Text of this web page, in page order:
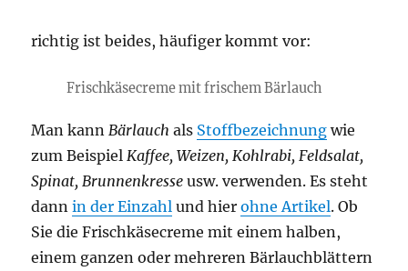
richtig ist beides, häufiger kommt vor:
Frischkäsecreme mit frischem Bärlauch
Man kannBärlauch als Stoffbezeichnung wie
zum BeispielKaffee, Weizen, Kohlrabi, Feldsalat,
Spinat, Brunnenkresse usw. verwenden. Es steht
dannin der Einzahl und hierohne Artikel. Ob
Sie die Frischkäsecreme mit einem halben,
einem ganzen oder mehreren Bärlauchblättern